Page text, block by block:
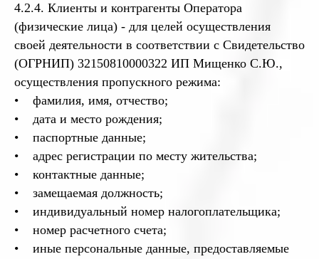
4.2.4. Клиенты и контрагенты Оператора
(физические лица) - для целей осуществления
своей деятельности в соответствии с Свидетельство
(ОГРНИП) 32150810000322 ИП Мищенко С.Ю.,
осуществления пропускного режима:
• фамилия, имя, отчество;
• дата и место рождения;
• паспортные данные;
• адрес регистрации по месту жительства;
• контактные данные;
• замещаемая должность;
• индивидуальный номер налогоплательщика;
• номер расчетного счета;
• иные персональные данные, предоставляемые